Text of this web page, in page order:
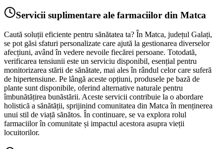
Servicii suplimentare ale farmaciilor din Matca
Caută soluții eficiente pentru sănătatea ta? În Matca, județul Galați,
se pot găsi sfaturi personalizate care ajută la gestionarea diverselor
afecțiuni, având în vedere nevoile fiecărei persoane. Totodată,
verificarea tensiunii este un serviciu disponibil, esențial pentru
monitorizarea stării de sănătate, mai ales în rândul celor care suferă
de hipertensiune. Pe lângă aceste opțiuni, produsele pe bază de
plante sunt disponibile, oferind alternative naturale pentru
îmbunătățirea bunăstării. Aceste servicii contribuie la o abordare
holistică a sănătății, sprijinind comunitatea din Matca în menținerea
unui stil de viață sănătos. În continuare, se va explora rolul
farmaciilor în comunitate și impactul acestora asupra vieții
locuitorilor.